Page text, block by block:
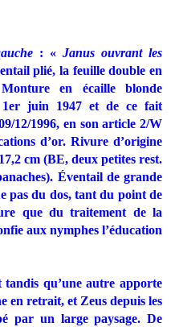
: «Janus ouvrant les
plié, la feuille double en
en écaille blonde
1er juin 1947 et de ce fait
12/1996, en son article 2/W
d’or. Rivure d’origine
cm (BE, deux petites rest.
Éventail de grande
pas du dos, tant du point de
que du traitement de la
aux nymphes l’éducation
tandis qu’une autre apporte
en retrait, et Zeus depuis les
par un large paysage. De